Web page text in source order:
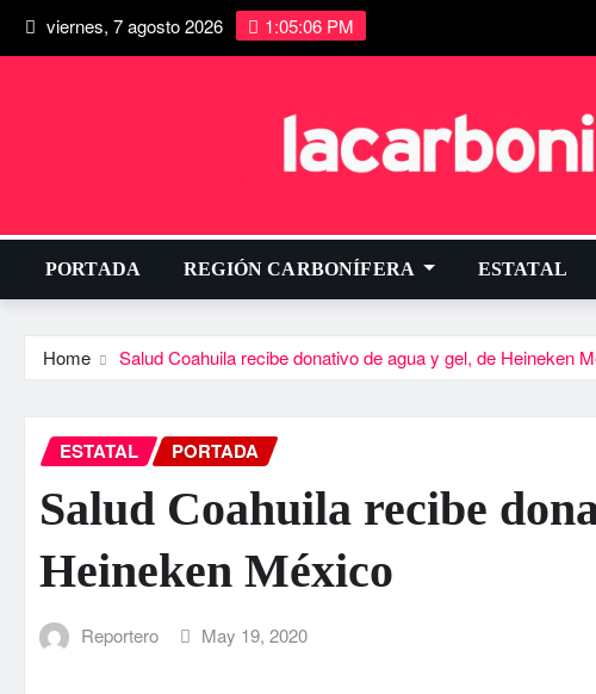
viernes, 7 agosto 2026 1:05:07 PM
PORTADA REGIÓN CARBONÍFERA ESTATAL
Home Salud Coahuila recibe donativo de agua y gel, de Heineken
ESTATAL PORTADA
Salud Coahuila recibe
Heineken México
Reportero May 19, 2020